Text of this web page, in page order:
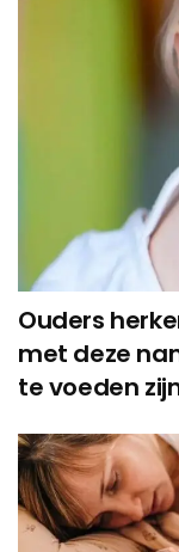
Ouders
met deze
te voeden